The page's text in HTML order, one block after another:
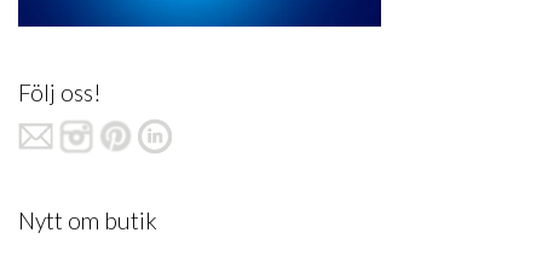
Följ oss!
Nytt om butik